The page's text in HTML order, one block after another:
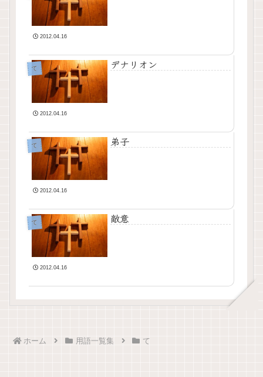
2012.04.16
て デナリオン
2012.04.16
て 弟子
2012.04.16
て 敵意
2012.04.16
ホーム 用語一覧集 て